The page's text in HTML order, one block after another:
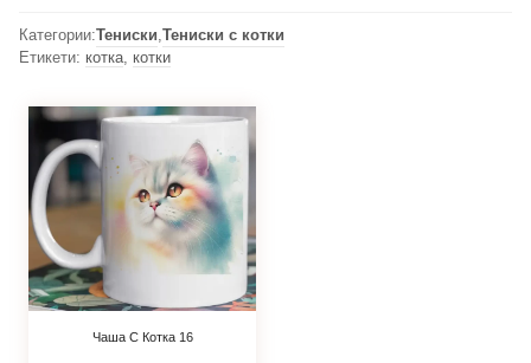
Категории:Тениски,Тениски с котки
Етикети: котка, котки
Чаша С Котка 16